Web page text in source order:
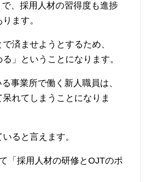
、採用人材の習得度も進捗
ます。
済ませようとするため、
」ということになります。
事業所で働く新人職員は、
れてしまうことになりま
ると言えます。
「採用人材の研修とOJTのポ